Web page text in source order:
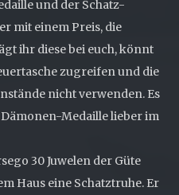
und der Schatz-
mit einem Preis, die
ihr diese bei euch, könnt
zugreifen und die
nicht verwenden. Es
Medaille lieber im
30 Juwelen der Güte
Haus eine Schatztruhe. Er